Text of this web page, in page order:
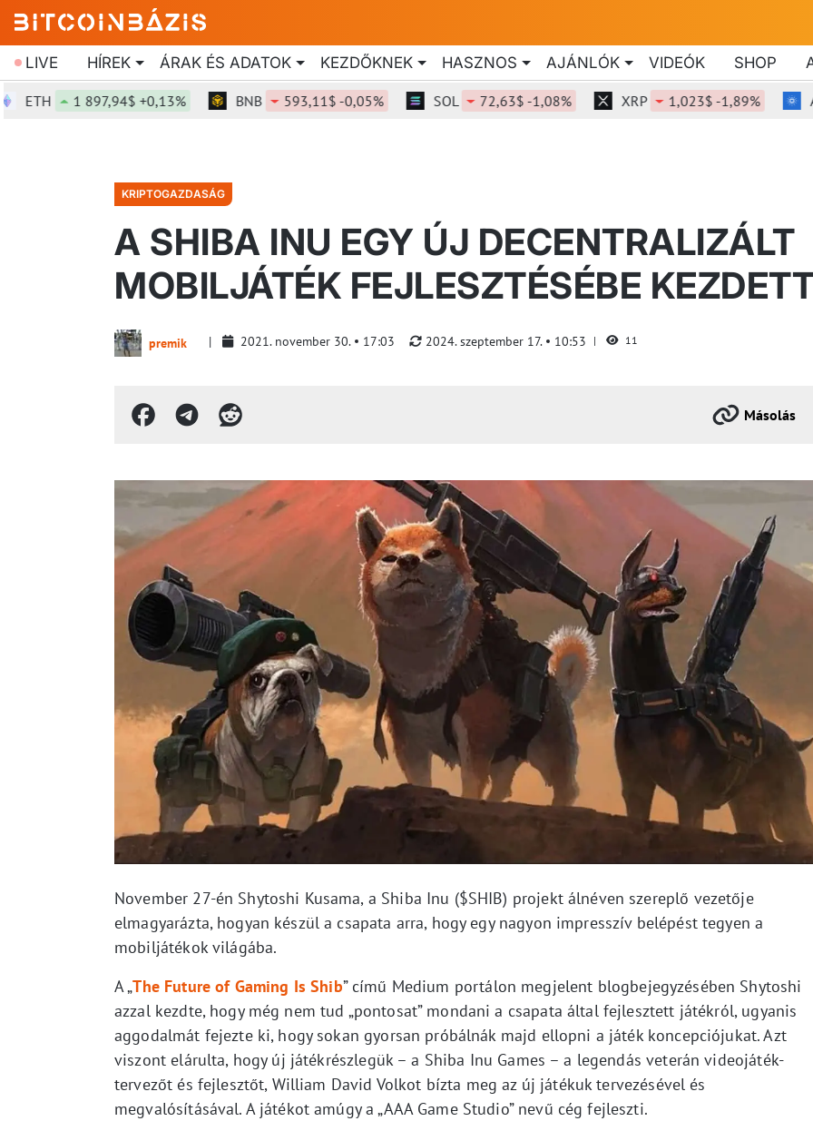
LIVE HÍREK ÁRAK ÉS ADATOK KEZDŐKNEK HASZNOS AJÁNLÓK VIDEÓK SHOP
1 897,94$ +0,13% BNB 593,11$ -0,05% SOL 72,63$ -1,08% XRP 1,023$ -1,89% ADA
KRIPTOGAZDASÁG
A SHIBA INU EGY ÚJ DECENTRALIZÁLT
MOBILJÁTÉK FEJLESZTÉSÉBE
premik 2021. november 30. 17:03 2024. szeptember 17. 10:53 11
Másolás
November 27-én Shytoshi Kusama, a Shiba Inu ($SHIB) projekt álnéven szereplő vezetője
elmagyarázta, hogyan készül a csapata arra, hogy egy nagyon impresszív belépést tegyen a
mobiljátékok világába.
A „The Future of Gaming Is Shib” című Medium portálon megjelent blogbejegyzésében Shytoshi
azzal kezdte, hogy még nem tud „pontosat” mondani a csapata által fejlesztett játékról, ugyanis
aggodalmát fejezte ki, hogy sokan gyorsan próbálnák majd ellopni a játék koncepciójukat. Azt
viszont elárulta, hogy új játékrészlegük – a Shiba Inu Games – a legendás veterán videojáték-
tervezőt és fejlesztőt, William David Volkot bízta meg az új játékuk tervezésével és
megvalósításával. A játékot amúgy a „AAA Game Studio” nevű cég fejleszti.